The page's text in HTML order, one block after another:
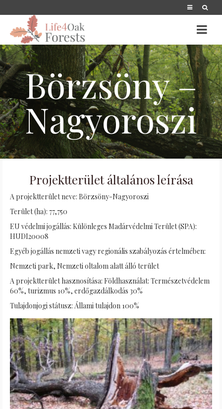
Börzsöny –
Nagyoroszi
Projektterület általános leírása
A projektterület neve: Börzsöny-Nagyoroszi
Terület (ha): 77,750
EU védelmi jogállás: Különleges Madárvédelmi Terület (SPA):
HUDI20008
Egyéb jogállás nemzeti vagy regionális szabályozás értelmében:
Nemzeti park, Nemzeti oltalom alatt álló terület
A projektterület hasznosítása: Földhasználat: Természetvédelem
60%, turizmus 10%, erdőgazdálkodás 30%
Tulajdonjogi státusz: Állami tulajdon 100%